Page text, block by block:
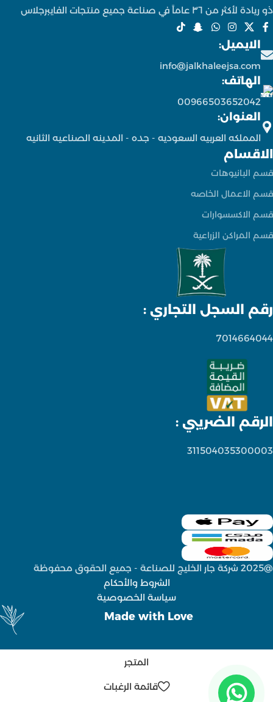
ذو ريادة لأكثر من ٣٦ عاماً في صناعة جميع منتجات الفايبرجلاس
الايميل:
info@jalkhaleejsa.com
الهاتف:
00966503652042
العنوان:
المملكه العربيه السعوديه - جده - المدينه الصناعيه الثانيه
الاقسام
قسم البانيوهات
قسم الاعمال الخاصه
قسم الاكسسوارات
قسم المراكن الزراعية
رقم السجل التجاري :
7014664044
الرقم الضريبي :
311504035300003
@2025 شركة جار الخليج للصناعة - جميع الحقوق محفوظة
الشروط والأحكام
سياسة الخصوصية
Made with Love
المتجر
قائمة الرغبات